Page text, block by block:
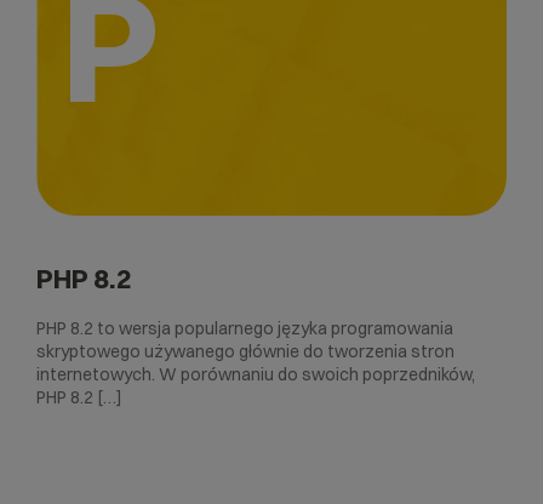
P
PHP 8.2
PHP 8.2 to wersja popularnego języka programowania
skryptowego używanego głównie do tworzenia stron
internetowych. W porównaniu do swoich poprzedników,
PHP 8.2 […]